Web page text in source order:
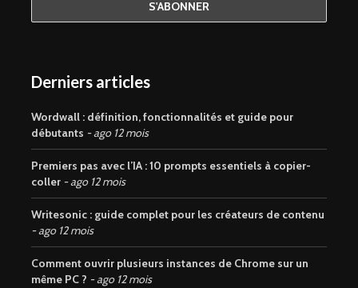
Derniers articles
Wordwall : définition, fonctionnalités et guide pour
débutants
ago 12 mois
Premiers pas avec l’IA : 10 prompts essentiels à copier-
coller
ago 12 mois
Writesonic : guide complet pour les créateurs de contenu
ago 12 mois
Comment ouvrir plusieurs instances de Chrome sur un
même PC ?
ago 12 mois